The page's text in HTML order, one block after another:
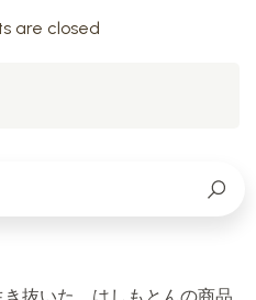
are closed